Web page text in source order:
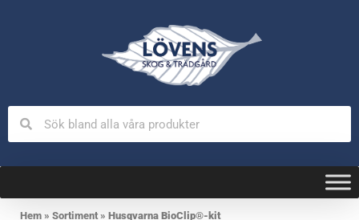
Hem » Sortiment» Husqvarna BioClip®-kit